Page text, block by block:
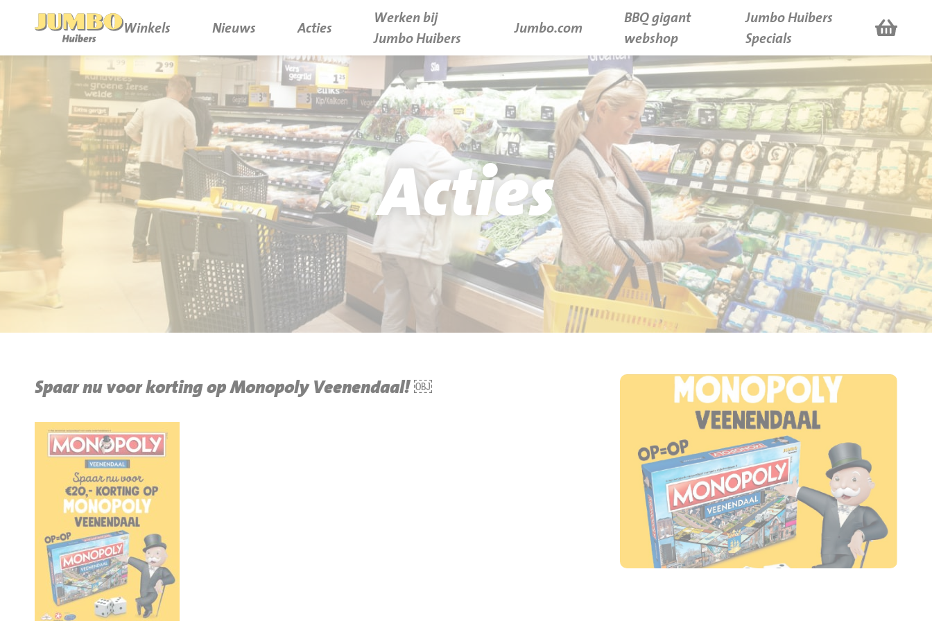
Winkels Nieuws Acties
Werken bij
Jumbo Huibers
Jumbo.com
BBQ gigant
webshop
Jumbo Huibers
Specials
Winkels
P.W.A. Park
Bruïneplein
Nieuws
Werken bij Jumbo Huibers
Vacatures en Solliciteren
Jumbo.com
Acties
Spaar nu voor korting op Monopoly Veenendaal! ￼